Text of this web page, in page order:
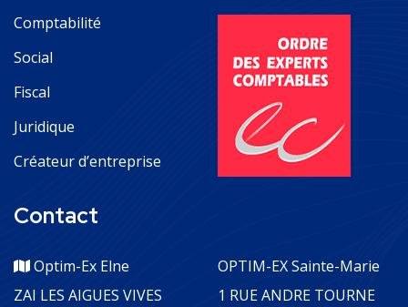
Comptabilité
Social
Fiscal
Juridique
Créateur d’entreprise
Contact
Optim-Ex Elne
ZAI LES AIGUES VIVES
OPTIM-EX Sainte-Marie
1 RUE ANDRE TOURNE